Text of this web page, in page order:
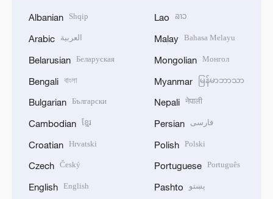
Albanian Shqip
Arabic العربية
Belarusian Беларуская
Bengali বাংলা
Bulgarian Български
Cambodian ខ្មែរ
Croatian Hrvatski
Czech Český
English English
Lao ລາວ
Malay Bahasa Melayu
Mongolian Монгол
Myanmar မြန်မာဘာသာ
Nepali नेपाली
Persian فارسی
Polish Polski
Portuguese Português
Pashto پښتو